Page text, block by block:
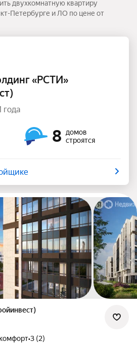
двухкомнатную квартиру
Петербурге и ЛО по цене от
«РСТИ»
года
8
домов
строятся
комфорт•3 (2)